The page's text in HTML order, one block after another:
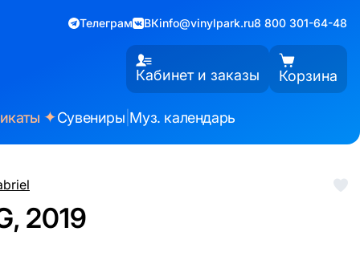
Телеграм ВКinfo@vinylpark.ru8 800 301-64-48
Кабинет и заказы Корзина
✦Сувениры Муз. календарь
2019